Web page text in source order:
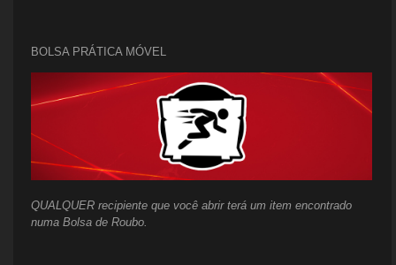
BOLSA PRÁTICA MÓVEL
QUALQUER recipiente que você abrir terá um item encontrado
numa Bolsa de Roubo.